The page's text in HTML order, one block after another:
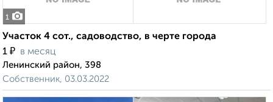
1
Участок 4 сот., садоводство, в черте города
1 ₽ в месяц
Ленинский район, 398
Собственник, 03.03.2022